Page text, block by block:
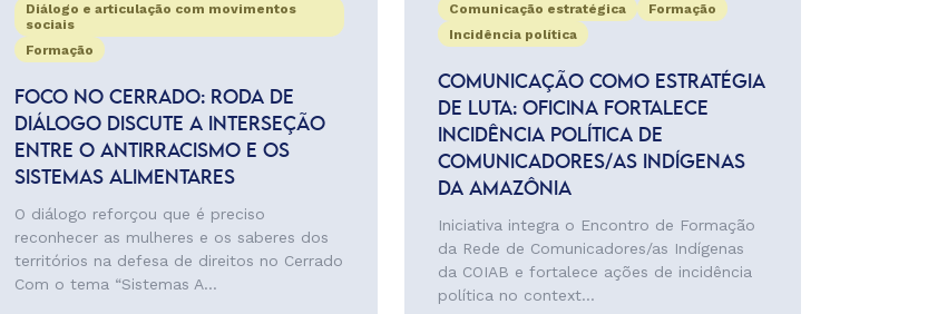
Diálogo e articulação com movimentos
sociais
Formação
FOCO NO CERRADO: RODA DE
DIÁLOGO DISCUTE A INTERSEÇÃO
ENTRE O ANTIRRACISMO E OS
SISTEMAS ALIMENTARES
O diálogo reforçou que é preciso
reconhecer as mulheres e os saberes dos
territórios na defesa de direitos no Cerrado
Com o tema “Sistemas A...
Comunicação estratégica
Formação
Incidência política
COMUNICAÇÃO COMO ESTRATÉGIA
DE LUTA: OFICINA FORTALECE
INCIDÊNCIA POLÍTICA DE
COMUNICADORES/AS INDÍGENAS
DA AMAZÔNIA
Iniciativa integra o Encontro de Formação
da Rede de Comunicadores/as Indígenas
da COIAB e fortalece ações de incidência
política no context...